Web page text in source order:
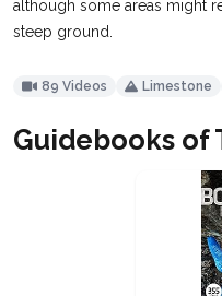
although some areas might
steep ground​.
89 Videos Limestone
Guidebooks of